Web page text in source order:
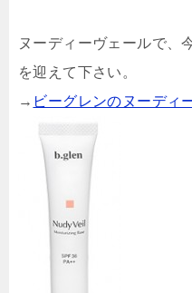
ヌーディーヴェールで、
を迎えて下さい。
→ ビーグレンのヌーディ